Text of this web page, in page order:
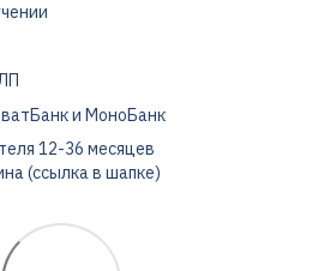
и МоноБанк
12-36 месяцев
(ссылка в шапке)